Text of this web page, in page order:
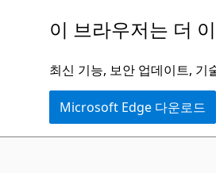
이 브라우저는 더
최신 기능, 보안 업데이트,
Microsoft Edge 다운로드